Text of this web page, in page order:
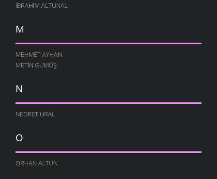
İBRAHIM ALTUNAL
M
MEHMET AYHAN
METIN GÜMÜŞ
N
NEDRET URAL
O
ORHAN ALTUN